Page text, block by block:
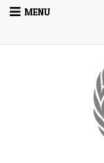
Skip
MENU